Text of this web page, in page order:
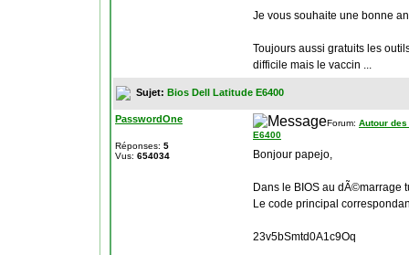
Je vous souhaite une bonne
Toujours aussi gratuits les
difficile mais le vaccin ...
Sujet: Bios Dell Latitude E6400
PasswordOne
Réponses: 5
Vus: 654034
Forum: Autour
E6400
Bonjour papejo,
Dans le BIOS au dÃ©marrage
Le code principal
23v5bSmtd0A1c9Oq